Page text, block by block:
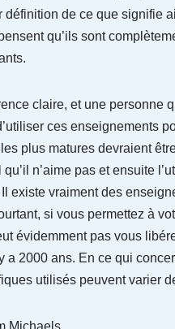
définition de ce que signifie
qu’ils sont
claire, et une
ces enseignements
plus matures devraient
n’aime pas et ensuite
existe vraiment des
si vous permettez à
évidemment pas vous
a 2000 ans. En ce qui
utilisés peuvent varier
Michaels